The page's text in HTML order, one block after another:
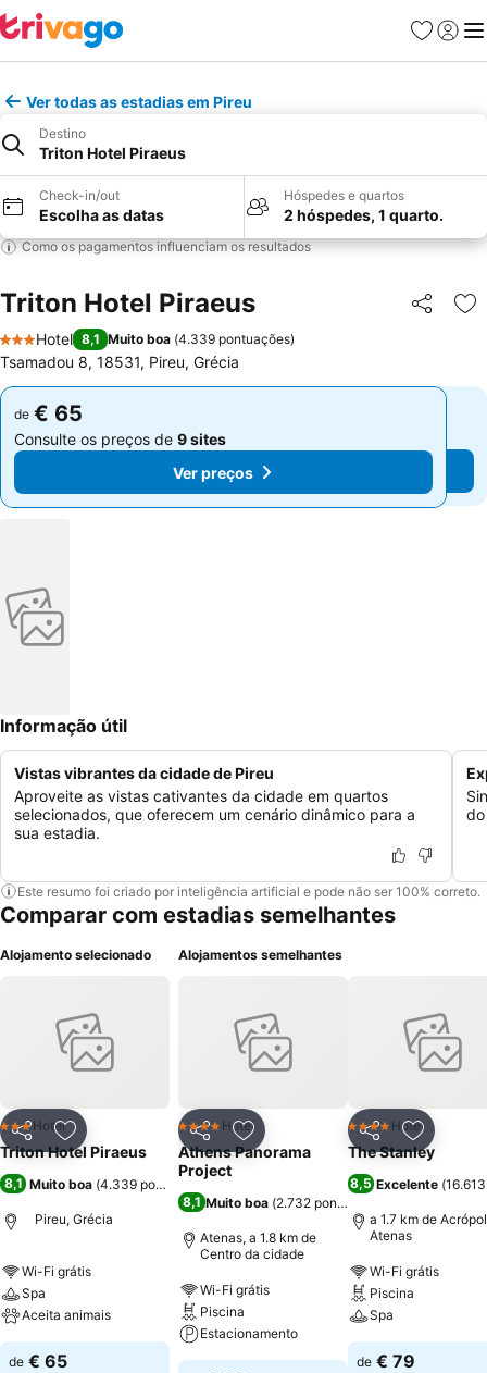
Favoritos
Iniciar
Ver todas as estadias em Pireu
Destino
Triton Hotel Piraeus
Check-in/out
Escolha as datas
Hóspedes e quartos
2 hóspedes, 1 quarto.
Como os pagamentos influenciam os resultados
Triton Hotel Piraeus Partilhar
3 Estrelas
Hotel 8,1 Muito boa (4.339 pontuações)
Tsamadou 8, 18531, Pireu, Grécia
de € 65
Consulte os preços de 9 sites
Ver preços
de € 65
Consulte os preços de 9 sites
Ver preços
Informação útil
Vistas vibrantes da cidade de Pireu
Aproveite as vistas cativantes da cidade em quartos
selecionados, que oferecem um cenário dinâmico para a
sua estadia.
Este resumo foi criado por inteligência artificial e pode não ser 100% correto.
Comparar com estadias semelhantes
Alojamento selecionado
PartilharAdicionar aos favoritos
3 Estrelas
Hotel
Triton Hotel Piraeus
8,1 Muito boa (4.339 pontuações
Pireu, Grécia
Wi-Fi grátis
Spa
Aceita animais
de € 65
Alojamentos semelhantes
PartilharAdicionar aos favoritos
4 EstrelasHotel
Athens Panorama
Project
8,1 Muito boa (2.732 pontuações
Atenas, a 1.8 km de
Centro da cidade
Wi-Fi grátis
Piscina
Estacionamento
Partilhar
4 EstrelasHotel
The Stanley
8,5 Excelente (
a 1.7 km de
Atenas
Wi-Fi grátis
Piscina
Spa
de € 79